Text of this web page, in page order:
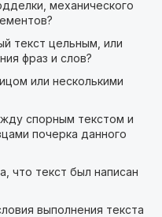
механического
текст цельным, или
фраз и слов?
или несколькими
спорным текстом и
почерка данного
что текст был написан
выполнения текста